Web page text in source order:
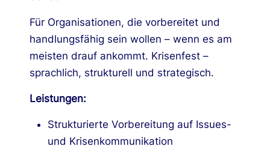
Für Organisationen, die vorbereitet und
handlungsfähig sein wollen – wenn es am
meisten drauf ankommt. Krisenfest –
sprachlich, strukturell und strategisch.
Leistungen:
Strukturierte Vorbereitung auf Issues-
und Krisenkommunikation